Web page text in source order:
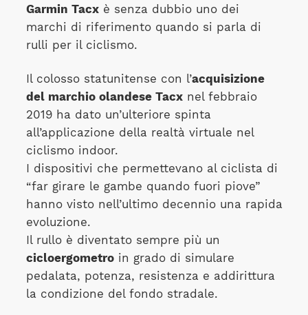
Garmin Tacxè senza dubbio uno dei
marchi di riferimento quando si parla di
rulli per il ciclismo.
Il colosso statunitense con l’acquisizione
del marchio olandese Tacxnel febbraio
2019 ha dato un’ulteriore spinta
all’applicazione della realtà virtuale nel
ciclismo indoor.
I dispositivi che permettevano al ciclista di
“far girare le gambe quando fuori piove”
hanno visto nell’ultimo decennio una rapida
evoluzione.
Il rullo è diventato sempre più un
cicloergometroin grado di simulare
pedalata, potenza, resistenza e addirittura
la condizione del fondo stradale.